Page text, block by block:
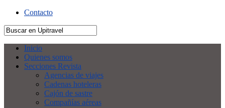
Contacto
Inicio
Quienes somos
Secciones Revista
Agencias de viajes
Cadenas hoteleras
Cajón de sastre
Compañías aéreas